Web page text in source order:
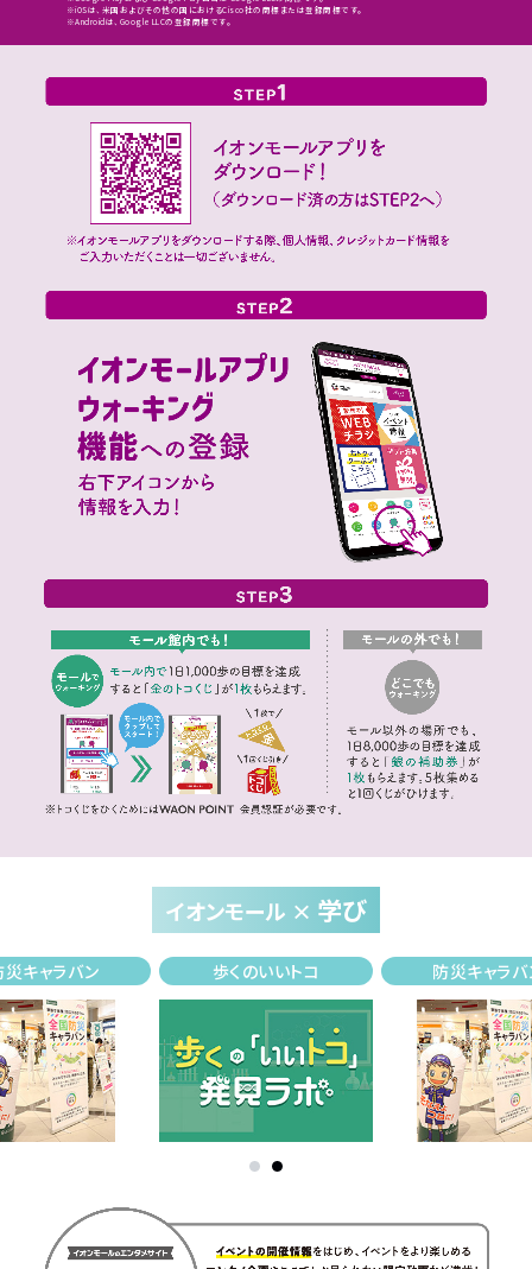
※iOSは、米国およびその他の国におけるCisco社の商標または登録商標です。
※Androidは、Google LLCの登録商標です。
イオンモール × 学び
災キャラバン 歩くのいいトコ 防災キャラバ